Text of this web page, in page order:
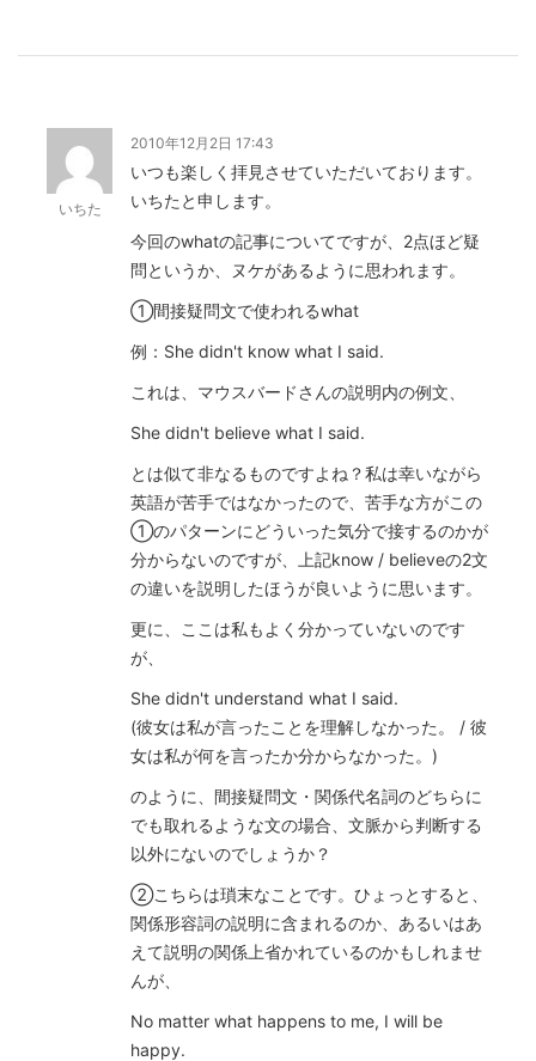
いちた
2010年12月2日 17:43
いつも楽しく拝見させていただいております。
いちたと申します。
今回のwhatの記事についてですが、2点ほど疑
問というか、ヌケがあるように思われます。
①間接疑問文で使われるwhat
例：She didn't know what I said.
これは、マウスバードさんの説明内の例文、
She didn't believe what I said.
とは似て非なるものですよね？私は幸いながら
英語が苦手ではなかったので、苦手な方がこの
①のパターンにどういった気分で接するのかが
分からないのですが、上記know / believeの2文
の違いを説明したほうが良いように思います。
更に、ここは私もよく分かっていないのです
が、
She didn't understand what I said.
(彼女は私が言ったことを理解しなかった。 / 彼
女は私が何を言ったか分からなかった。)
のように、間接疑問文・関係代名詞のどちらに
でも取れるような文の場合、文脈から判断する
以外にないのでしょうか？
②こちらは瑣末なことです。ひょっとすると、
関係形容詞の説明に含まれるのか、あるいはあ
えて説明の関係上省かれているのかもしれませ
んが、
No matter what happens to me, I will be
happy.